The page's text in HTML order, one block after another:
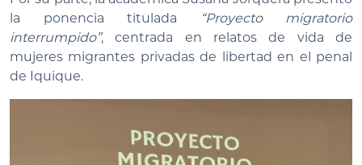
la ponencia titulada
“Proyecto migratorio
interrumpido”, centrada en relatos de vida de
mujeres migrantes privadas de libertad en el penal
de Iquique.